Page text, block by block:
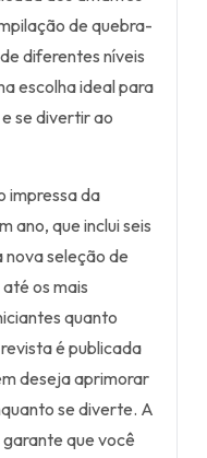
de quebra-
diferentes níveis
escolha ideal para
se divertir ao
impressa da
ano, que inclui seis
seleção de
os mais
quanto
é publicada
deseja aprimorar
se diverte. A
que você